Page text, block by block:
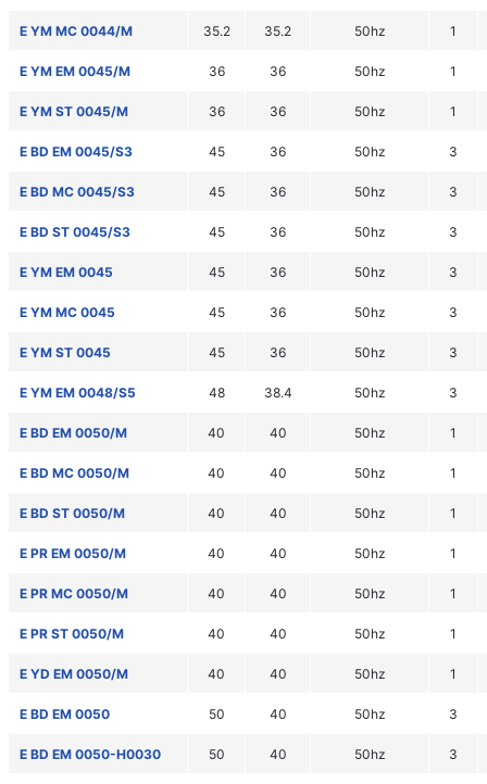
E YM MC 0044/M 35.2 35.2 50hz 1
E YM EM 0045/M 36 36 50hz 1
E YM ST 0045/M 36 36 50hz 1
E BD EM 0045/S3 45 36 50hz 3
E BD MC 0045/S3 45 36 50hz 3
E BD ST 0045/S3 45 36 50hz 3
E YM EM 0045 45 36 50hz 3
E YM MC 0045 45 36 50hz 3
E YM ST 0045 45 36 50hz 3
E YM EM 0048/S5 48 38.4 50hz 3
E BD EM 0050/M 40 40 50hz 1
E BD MC 0050/M 40 40 50hz 1
E BD ST 0050/M 40 40 50hz 1
E PR EM 0050/M 40 40 50hz 1
E PR MC 0050/M 40 40 50hz 1
E PR ST 0050/M 40 40 50hz 1
E YD EM 0050/M 40 40 50hz 1
E BD EM 0050 50 40 50hz 3
E BD EM 0050-H0030 50 40 50hz 3